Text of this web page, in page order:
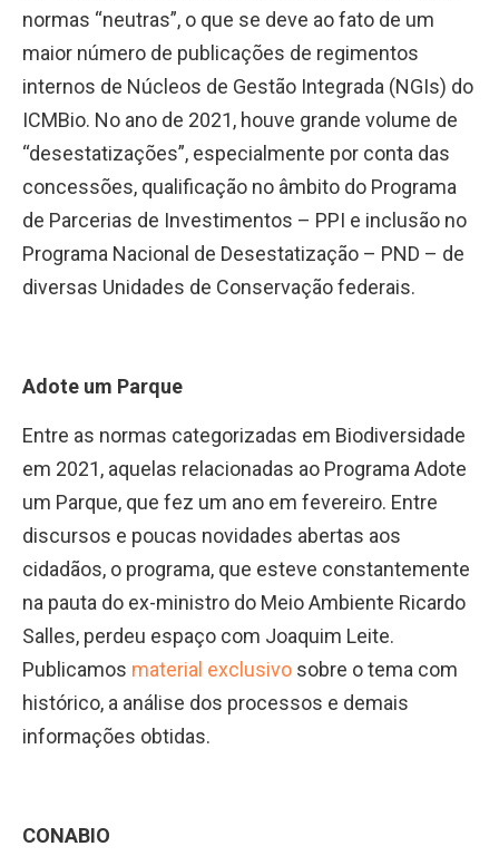
normas “neutras”, o que se deve ao fato de um
maior número de publicações de regimentos
internos de Núcleos de Gestão Integrada (NGIs) do
ICMBio. No ano de 2021, houve grande volume de
“desestatizações”, especialmente por conta das
concessões, qualificação no âmbito do Programa
de Parcerias de Investimentos – PPI e inclusão no
Programa Nacional de Desestatização – PND – de
diversas Unidades de Conservação federais.
Adote um Parque
Entre as normas categorizadas em Biodiversidade
em 2021, aquelas relacionadas ao Programa Adote
um Parque, que fez um ano em fevereiro. Entre
discursos e poucas novidades abertas aos
cidadãos, o programa, que esteve constantemente
na pauta do ex-ministro do Meio Ambiente Ricardo
Salles, perdeu espaço com Joaquim Leite.
Publicamos material exclusivo sobre o tema com
histórico, a análise dos processos e demais
informações obtidas.
CONABIO